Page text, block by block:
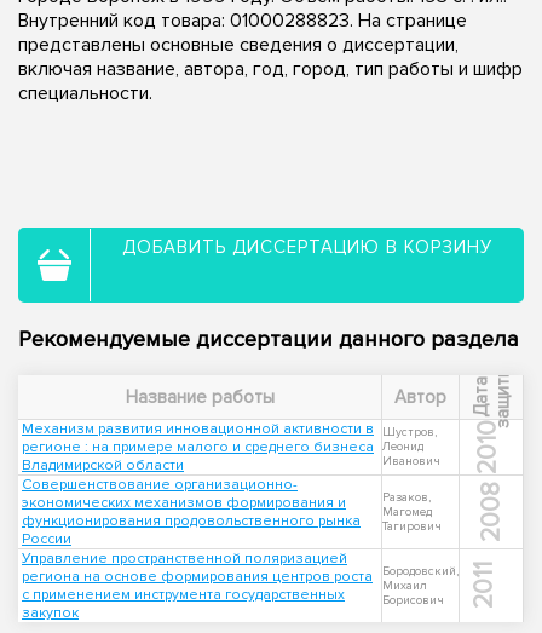
Внутренний код товара: 01000288823. На странице
представлены основные сведения о диссертации,
включая название, автора, год, город, тип работы и шифр
специальности.
ДОБАВИТЬ ДИССЕРТАЦИЮ В КОРЗИНУ
Рекомендуемые диссертации данного раздела
Название работы Автор Д
а
т
а
з
а
щ
и
т ы
Механизм развития инновационной активности в
регионе : на примере малого и среднего бизнеса
Владимирской области
Шустров,
Леонид
Иванович
2010
Совершенствование организационно-
экономических механизмов формирования и
функционирования продовольственного рынка
России
Разаков,
Магомед
Тагирович
2008
Управление пространственной поляризацией
региона на основе формирования центров роста
с применением инструмента государственных
закупок
Бородовский,
Михаил
Борисович
2011